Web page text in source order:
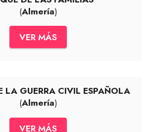
(Almería)
VER MÁS
LA GUERRA CIVIL ESPAÑOLA
(Almería)
VER MÁS